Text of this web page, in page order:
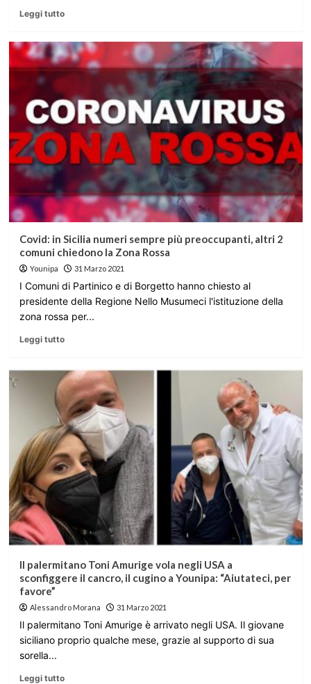
Leggi tutto
Covid: in Sicilia numeri sempre più preoccupanti, altri 2
comuni chiedono la Zona Rossa
Younipa 31 Marzo 2021
I Comuni di Partinico e di Borgetto hanno chiesto al
presidente della Regione Nello Musumeci l'istituzione della
zona rossa per...
Leggi tutto
Il palermitano Toni Amurige vola negli USA a
sconfiggere il cancro, il cugino a Younipa: “Aiutateci, per
favore”
Alessandro Morana 31 Marzo 2021
Il palermitano Toni Amurige è arrivato negli USA. Il giovane
siciliano proprio qualche mese, grazie al supporto di sua
sorella...
Leggi tutto